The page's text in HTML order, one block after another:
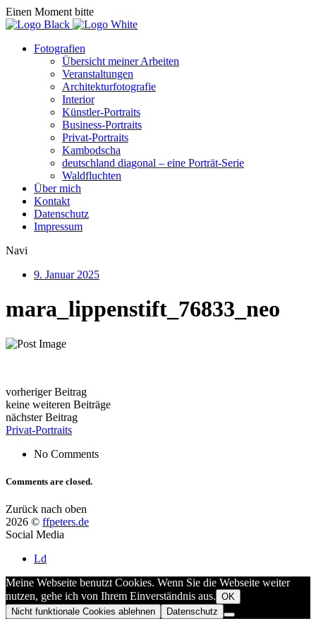
Einen Moment bitte
Fotografien
Übersicht meiner Arbeiten
Veranstaltungen
Architekturfotografie
Interior
Künstler-Portraits
Business-Portraits
Privat-Portraits
Kambodscha
deutschland diagonal – eine Porträt-Serie
Waldfluchten
Über mich
Kontakt
Datenschutz
Impressum
Navi
9. Januar 2025
mara_lippenstift_76833_neo
vorheriger Beitrag
keine weiteren Beiträge
nächster Beitrag
Privat-Portraits
No Comments
Comments are closed.
Zurück nach oben
2026 © ffpeters.de
Social Media
Ld
Meine Webseite benutzt Cookies. Wenn Sie die Webseite weiter
nutzen, gehe ich von Ihrem Einverständnis aus. OK
Nicht funktionale Cookies ablehnen
Datenschutz